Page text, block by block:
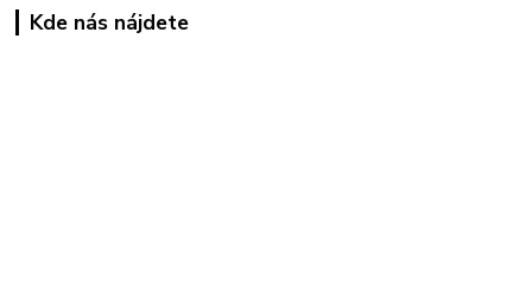
Kde nás nájdete